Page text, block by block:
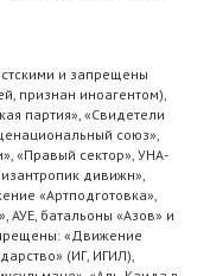
и запрещены
признан иноагентом),
партия», «Свидетели
союз»,
«Правый сектор», УНА-
дивижн»,
«Артподготовка»,
АУЕ, батальоны «Азов» и
«Движение
(ИГ, ИГИЛ),